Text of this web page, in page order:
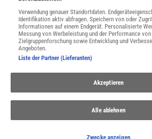
Angebote für Institutionen
Sprachen lernen mit Gymglish
Lexika
Für Spektrum schreiben
Zugänglichkeitserklärung
WEBSEITEN
KielSCN
Wissenschaft in die Schulen
SciLogs
Verwendung genauer Standortdaten.
Identifikation aktiv abfragen. Speichern von oder
Informationen auf einem Endgerät. Personalisierte
Messung von Werbeleistung und der Performance von
Zielgruppenforschung sowie Entwicklung und
Angeboten.
Liste der Partner (Lieferanten)
Akzeptieren
Alle ablehnen
Zwecke anzeigen